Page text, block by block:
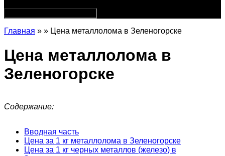
Главная » » Цена металлолома в Зеленогорске
Цена металлолома в
Зеленогорске
Содержание:
Вводная часть
Цена за 1 кг металлолома в Зеленогорске
Цена за 1 кг черных металлов (железо) в